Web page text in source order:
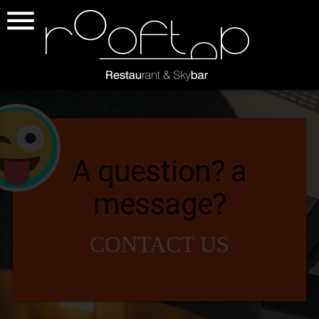

A question? a
message?
CONTACT US